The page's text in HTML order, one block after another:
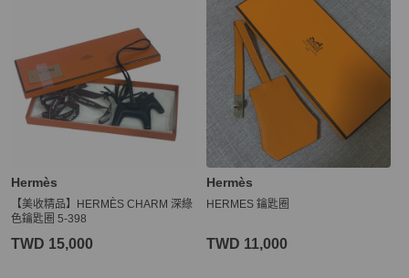
Hermès
【美收精品】HERMÈS CHARM 深綠
色鑰匙圈 5-398
TWD 15,000
Hermès
HERMES 鑰匙圈
TWD 11,000